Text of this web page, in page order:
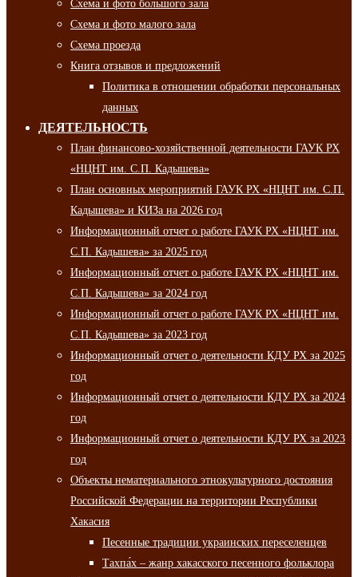
Схема и фото большого зала
Схема и фото малого зала
Схема проезда
Книга отзывов и предложений
Политика в отношении обработки персональных
данных
ДЕЯТЕЛЬНОСТЬ
План финансово-хозяйственной деятельности ГАУК РХ
«НЦНТ им. С.П. Кадышева»
План основных мероприятий ГАУК РХ «НЦНТ им. С.П.
Кадышева» и КИЗа на 2026 год
Информационный отчет о работе ГАУК РХ «НЦНТ им.
С.П. Кадышева» за 2025 год
Информационный отчет о работе ГАУК РХ «НЦНТ им.
С.П. Кадышева» за 2024 год
Информационный отчет о работе ГАУК РХ «НЦНТ им.
С.П. Кадышева» за 2023 год
Информационный отчет о деятельности КДУ РХ за 2025
год
Информационный отчет о деятельности КДУ РХ за 2024
год
Информационный отчет о деятельности КДУ РХ за 2023
год
Объекты нематериального этнокультурного достояния
Российской Федерации на территории Республики
Хакасия
Песенные традиции украинских переселенцев
Тахпа́х – жанр хакасского песенного фольклора